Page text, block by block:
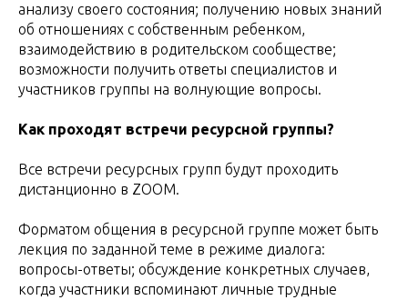
анализу своего состояния; получению новых знаний
об отношениях с собственным ребенком,
взаимодействию в родительском сообществе;
возможности получить ответы специалистов и
участников группы на волнующие вопросы.
Как проходят встречи ресурсной группы?
Все встречи ресурсных групп будут проходить
дистанционно в ZOOM.
Форматом общения в ресурсной группе может быть
лекция по заданной теме в режиме диалога:
вопросы-ответы; обсуждение конкретных случаев,
когда участники вспоминают личные трудные